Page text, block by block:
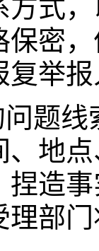
方式
保密
复举
问题
、地
捏造
理部